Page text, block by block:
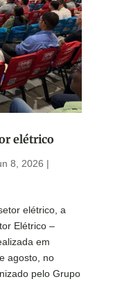
elétrico
8, 2026 |
elétrico, a
Elétrico –
em
agosto, no
pelo Grupo